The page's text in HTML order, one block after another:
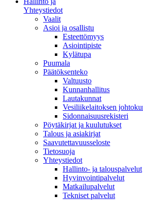
Yhteystiedot
Vaalit
Asioi ja osallistu
Esteettömyys
Asiointipiste
Kylätupa
Puumala
Päätöksenteko
Valtuusto
Kunnanhallitus
Lautakunnat
Vesiliikelaitoksen
Sidonnaisuusrekisteri
Pöytäkirjat ja kuulutukset
Talous ja asiakirjat
Saavutettavuusseloste
Tietosuoja
Yhteystiedot
Hallinto- ja talouspalvelut
Hyvinvointipalvelut
Matkailupalvelut
Tekniset palvelut